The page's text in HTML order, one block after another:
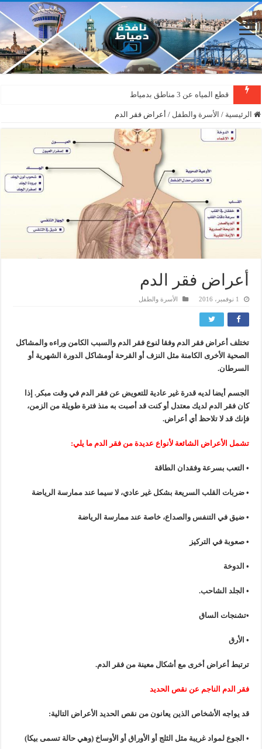
قطع المياه عن 3 مناطق بدمياط
الرئيسية / الأسرة والطفل / أعراض فقر الدم
أعراض فقر الدم
1 نوفمبر، 2016 الأسرة والطفل
تختلف أعراض فقر الدم وفقا لنوع فقر الدم والسبب الكامن وراءه والمشاكل
الصحية الأخرى الكامنة مثل النزف أو القرحة أومشاكل الدورة الشهرية أو
السرطان.
الجسم أيضا لديه قدرة غير عادية للتعويض عن فقر الدم في وقتمبكر. إذا
كان فقر
الدم لديك معتدل أو كنتقد أصبت به منذفترة طويلة من الزمن،
فإنك قد لا تلاحظ أي أعراض.
تشمل الأعراض الشائعة لأنواع عديدة من فقر الدم ما يلي:
• التعب بسرعة وفقدان الطاقة
•ضربات القلب السريعة بشكل غير عادي، لا سيما عندممارسة الرياضة
• ضيقفي التنفس والصداع، خاصة عندممارسة الرياضة
•صعوبة في التركيز
• الدوخة
• الجلد الشاحب.
•تشنجات الساق
• الأرق
ترتبط أعراض أخرى مع أشكال معينة من فقر الدم.
فقر الدم الناجم عن نقص الحديد
قد يواجه الأشخاص الذين يعانون من نقص الحديد الأعراض التالية:
• الجوع لمواد غريبة مثل الثلج أو الأوراق أو الأوساخ (وهيحالة تسمى بيكا)